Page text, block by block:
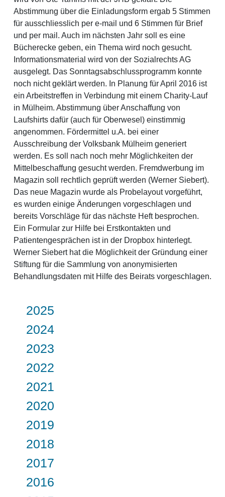
2025
2024
2023
2022
2021
2020
2019
2018
2017
2016
Abstimmung über die Einladungsform ergab 5 Stimmen
für ausschliesslich per e-mail und 6 Stimmen für Brief
und per mail. Auch im nächsten Jahr soll es eine
Bücherecke geben, ein Thema wird noch gesucht.
Informationsmaterial wird von der Sozialrechts AG
ausgelegt. Das Sonntagsabschlussprogramm konnte
noch nicht geklärt werden. In Planung für April 2016 ist
ein Arbeitstreffen in Verbindung mit einem Charity-Lauf
in Mülheim. Abstimmung über Anschaffung von
Laufshirts dafür (auch für Oberwesel) einstimmig
angenommen. Fördermittel u.A. bei einer
Ausschreibung der Volksbank Mülheim generiert
werden. Es soll nach noch mehr Möglichkeiten der
Mittelbeschaffung gesucht werden. Fremdwerbung im
Magazin soll rechtlich geprüft werden (Werner Siebert).
Das neue Magazin wurde als Probelayout vorgeführt,
es wurden einige Änderungen vorgeschlagen und
bereits Vorschläge für das nächste Heft besprochen.
Ein Formular zur Hilfe bei Erstkontakten und
Patientengesprächen ist in der Dropbox hinterlegt.
Werner Siebert hat die Möglichkeit der Gründung einer
Stiftung für die Sammlung von anonymisierten
Behandlungsdaten mit Hilfe des Beirats vorgeschlagen.